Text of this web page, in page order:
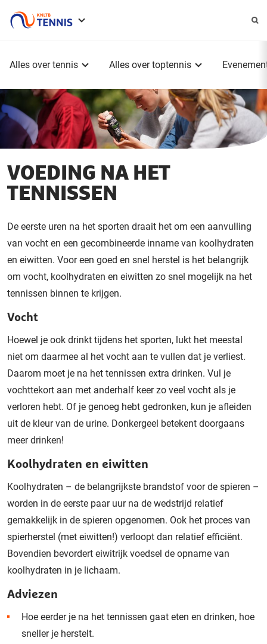
Alles over tennis Alles over toptennis
VOEDING NA HET
TENNISSEN
De eerste uren na het sporten draait het om een aanvulling
van vocht en een gecombineerde inname van koolhydraten
en eiwitten. Voor een goed en snel herstel is het belangrijk
om vocht, koolhydraten en eiwitten zo snel mogelijk na het
tennissen binnen te krijgen.
Vocht
Hoewel je ook drinkt tijdens het sporten, lukt het meestal
niet om daarmee al het vocht aan te vullen dat je verliest.
Daarom moet je na het tennissen extra drinken. Vul je
vochttekort aan met anderhalf keer zo veel vocht als je
verloren hebt. Of je genoeg hebt gedronken, kun je afleiden
uit de kleur van de urine. Donkergeel betekent doorgaans
meer drinken!
Koolhydraten en eiwitten
Koolhydraten – de belangrijkste brandstof voor de spieren –
worden in de eerste paar uur na de wedstrijd relatief
gemakkelijk in de spieren opgenomen. Ook het proces van
spierherstel (met eiwitten!) verloopt dan relatief efficiënt.
Bovendien bevordert eiwitrijk voedsel de opname van
koolhydraten in je lichaam.
Adviezen
Hoe eerder je na het tennissen gaat eten en drinken, hoe
sneller je herstelt.